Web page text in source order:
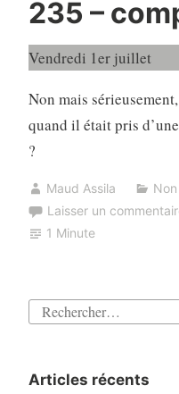
235 –
Vendredi 1er juillet
Non mais
quand il était pris
?
Maud Assila
Laisser un
1 Minute
Rechercher :
Articles récents